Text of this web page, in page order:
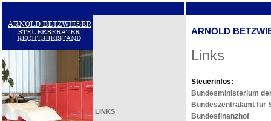
LINKS
ARNOLD
Links
Steuerinfos:
Bundesministerium
Bundeszentralamt für
Bundesfinanzhof